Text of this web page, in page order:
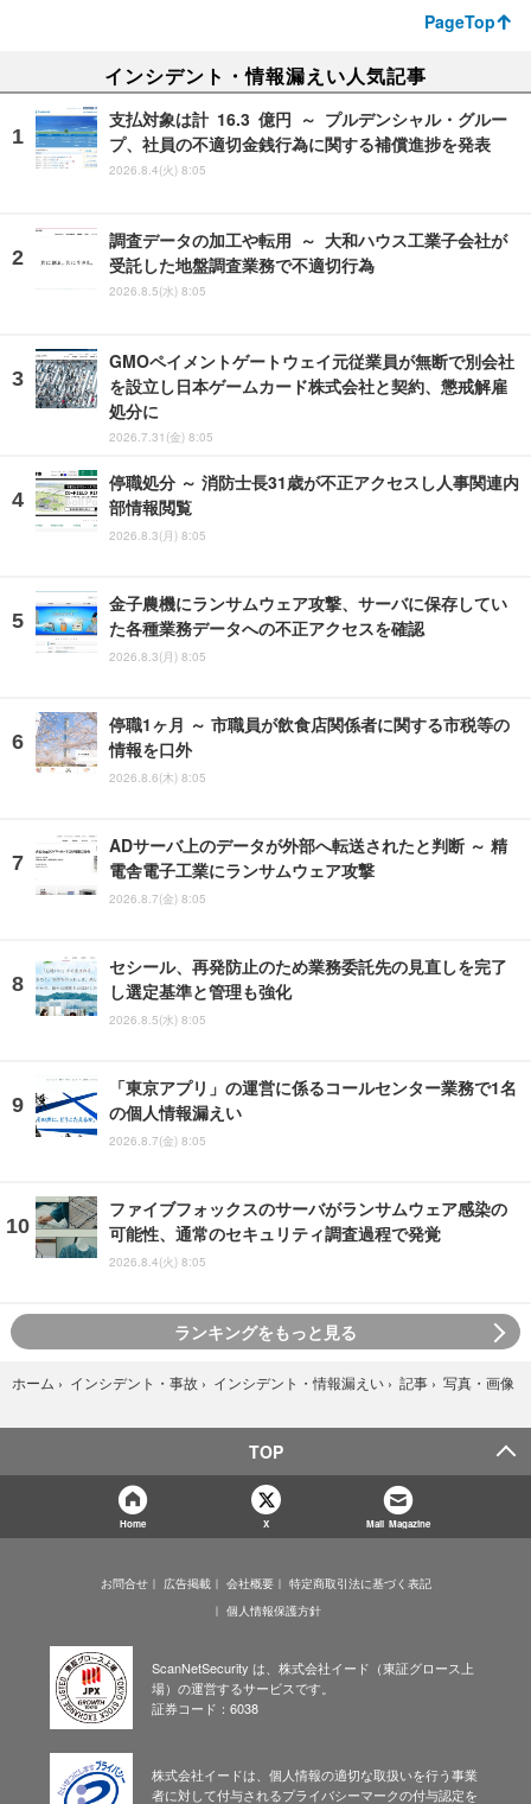
PageTop
インシデント・情報漏えい人気記事
支払対象は計 16.3 億円 ～ プルデンシャル・グルー
プ、社員の不適切金銭行為に関する補償進捗を発表
2026.8.4(火) 8:05
調査データの加工や転用 ～ 大和ハウス工業子会社が
受託した地盤調査業務で不適切行為
2026.8.5(水) 8:05
GMOペイメントゲートウェイ元従業員が無断で別会社
を設立し日本ゲームカード株式会社と契約、懲戒解雇
処分に
2026.7.31(金) 8:05
停職処分 ～ 消防士長31歳が不正アクセスし人事関連内
部情報閲覧
2026.8.3(月) 8:05
金子農機にランサムウェア攻撃、サーバに保存してい
た各種業務データへの不正アクセスを確認
2026.8.3(月) 8:05
停職1ヶ月 ～ 市職員が飲食店関係者に関する市税等の
情報を口外
2026.8.6(木) 8:05
ADサーバ上のデータが外部へ転送されたと判断 ～ 精
電舎電子工業にランサムウェア攻撃
2026.8.7(金) 8:05
セシール、再発防止のため業務委託先の見直しを完了
し選定基準と管理も強化
2026.8.5(水) 8:05
「東京アプリ」の運営に係るコールセンター業務で1名
の個人情報漏えい
2026.8.7(金) 8:05
ファイブフォックスのサーバがランサムウェア感染の
可能性、通常のセキュリティ調査過程で発覚
2026.8.4(火) 8:05
ランキングをもっと見る
ホーム › インシデント・事故 › インシデント・情報漏えい › 記事 › 写真・画像
TOP
Home X Mail Magazine
お問合せ 広告掲載 会社概要
特定商取引法に基づく表記
個人情報保護方針
ScanNetSecurity は、株式会社イード（東証グロース上
場）の運営するサービスです。
証券コード：6038
株式会社イードは、個人情報の適切な取扱いを行う事業
者に対して付与されるプライバシーマークの付与認定を